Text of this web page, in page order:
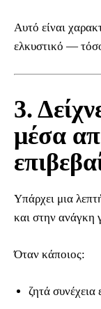
Αυτό είναι
ελκυστικό —
3.
μέσα
Υπάρχει μια
και στην ανάγκη
Όταν κάποιος:
ζητά συνέχεια